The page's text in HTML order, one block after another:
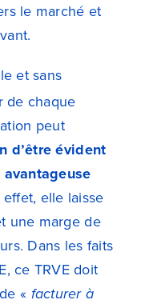
le marché et
et sans
de chaque
peut
d’être évident
elle laisse
une marge de
Dans les faits
ce TRVE doit
« facturer à